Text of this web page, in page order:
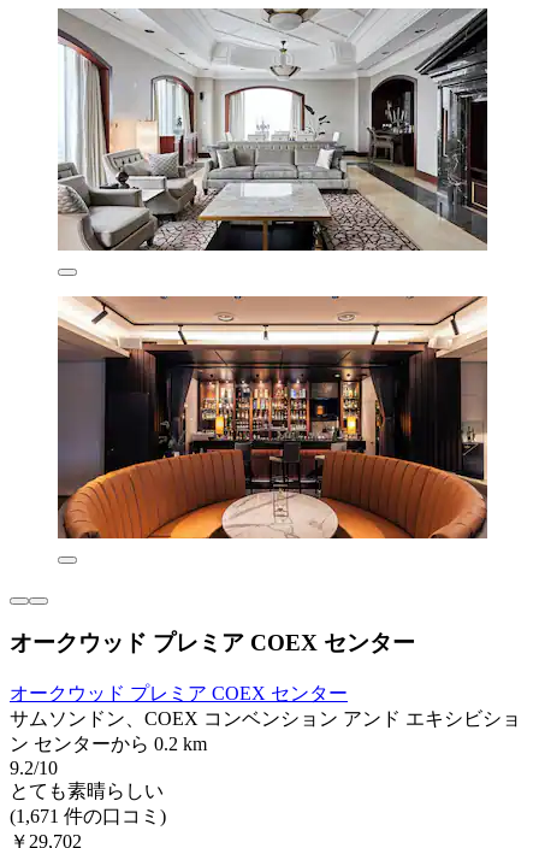
オークウッド プレミア COEX センター
オークウッド プレミア COEX センター
サムソンドン、COEX コンベンション アンド エキシビショ
ン センターから 0.2 km
9.2/10
とても素晴らしい
(1,671 件の口コミ)
￥29,702